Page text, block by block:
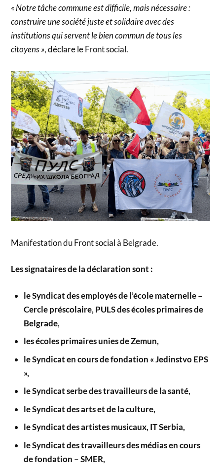
« Notre tâche commune est difficile, mais nécessaire :
construire une société juste et solidaire avec des
institutions qui servent le bien commun de tous les
citoyens », déclare le Front social.
Manifestation du Front social à Belgrade.
Les signataires de la déclaration sont :
le Syndicat des employés de l’école maternelle –
Cercle préscolaire, PULS des écoles primaires de
Belgrade,
les écoles primaires unies de Zemun,
le Syndicat en cours de fondation « Jedinstvo EPS
»,
le Syndicat serbe des travailleurs de la santé,
le Syndicat des arts et de la culture,
le Syndicat des artistes musicaux, IT Serbia,
le Syndicat des travailleurs des médias en cours
de fondation – SMER,